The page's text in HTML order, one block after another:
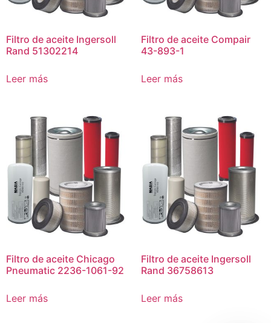
Filtro de aceite Ingersoll
Rand 51302214
Leer más
Filtro de aceite Compair
43-893-1
Leer más
Filtro de aceite Chicago
Pneumatic 2236-1061-92
Leer más
Filtro de aceite Ingersoll
Rand 36758613
Leer más